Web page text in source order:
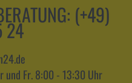
(+49)
24
und Fr. 8:00 - 13:30 Uhr